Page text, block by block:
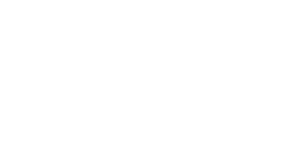
uns den positiven Seiten von Risiken. Denn
Der Gesetzgeber verlangt
Gegen Risiken, die sich aus dem politischen
externen Faktoren ergeben können, sollten